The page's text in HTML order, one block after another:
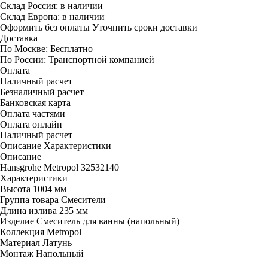
Склад Россия: в наличии
Склад Европа: в наличии
Оформить без оплаты Уточнить сроки доставки
Доставка
По Москве: Бесплатно
По России: Транспортной компанией
Оплата
Наличный расчет
Безналичный расчет
Банковская карта
Оплата частями
Оплата онлайн
Наличный расчет
Описание Характеристики
Описание
Hansgrohe Metropol 32532140
Характеристики
Высота 1004 мм
Группа товара Смесители
Длина излива 235 мм
Изделие Смеситель для ванны (напольный)
Коллекция Metropol
Материал Латунь
Монтаж Напольный